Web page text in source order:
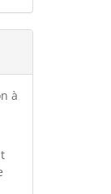
à